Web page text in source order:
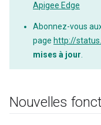
Apigee Edge
Abonnez-vous
page http://
mises à jour
Nouvelles